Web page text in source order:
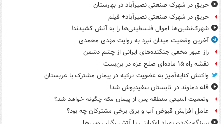
حریق در شهرک صنعتی نصیرآباد در بهارستان
حریق در شهرک صنعتی نصیرآباد+ فیلم
شهرک‌نشین‌ها اموال فلسطینی‌ها را به آتش کشیدند!
آخرین وضعیت میدان نبرد به روایت مهدی محمدی
راز عبور مخفی جنگنده‌های ایرانی از چشم دشمن
نقشه راه ۱۵ ماده‌ای صلح غزه در بن‌بست
واکنش کنایه‌آمیز به عضویت ترکیه در پیمان مشترک با عربستان
قله دماوند در تابستان سفیدپوش شد!
وضعیت امنیتی منطقه پس از پیمان مکه چگونه خواهد شد؟
عامل افزایش قبوض آب و برق برخی مشترکان چه بود؟